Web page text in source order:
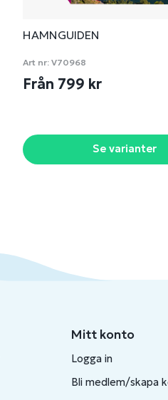
HAMNGUIDEN
Art nr: V70968
Från 799 kr
Se varianter
Mitt konto
Logga in
Bli medlem/skapa